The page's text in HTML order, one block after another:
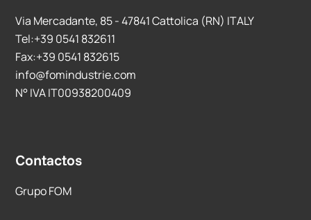
Via Mercadante, 85 - 47841 Cattolica (RN) ITALY
Tel:+39 0541 832611
Fax:+39 0541 832615
info@fomindustrie.com
N° IVA IT00938200409
Contactos
Grupo FOM